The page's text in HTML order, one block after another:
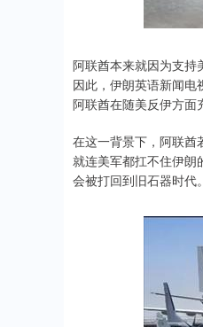
阿联酋本来就因为支持
因此，伊朗英语新闻电
阿联酋在随美反伊方面
在这一背景下，阿联酋
就连美军都扛不住伊朗
会被打回到旧石器时代。